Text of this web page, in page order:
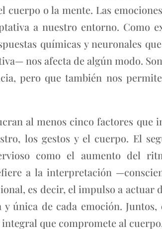
o la mente. Las
a nuestro entorno. Como
químicas y neuronales
nos afecta de algún modo.
pero que también nos
al menos cinco factores
los gestos y el cuerpo. El
como el aumento del
a la interpretación
es decir, el impulso a
única de cada emoción.
integral que compromete al